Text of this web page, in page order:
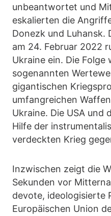
unbeantwortet und
eskalierten die
Donezk und Luhansk.
am 24. Februar 2022
Ukraine ein. Die Folge
sogenannten
gigantischen
umfangreichen
Ukraine. Die USA und
Hilfe der
verdeckten Krieg
Inzwischen zeigt die
Sekunden vor
devote, ideologisierte
Europäischen Union